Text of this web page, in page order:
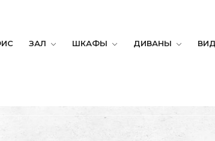
ЗАЛ ШКАФЫ ДИВАНЫ